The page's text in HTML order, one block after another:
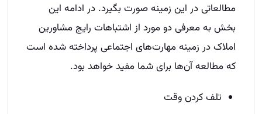
مطالعاتی در این زمینه صورت بگیرد. در ادامه این
بخش به معرفی دو مورد از اشتباهات رایج مشاورین
املاک در زمینه مهارت‌های اجتماعی پرداخته شده است
که مطالعه آن‌ها برای شما مفید خواهد بود.
تلف کردن وقت